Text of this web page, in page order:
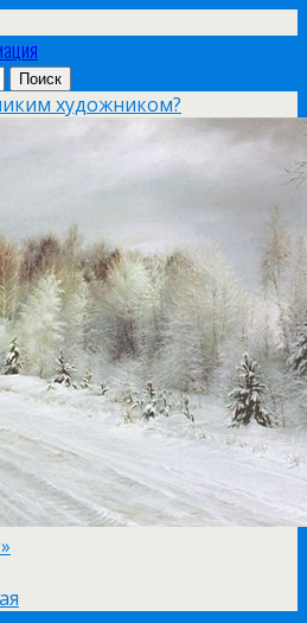
художником?